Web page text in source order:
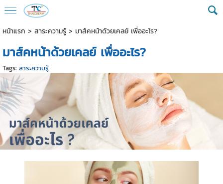
หน้าแรก > สาระความรู้> มาส์คหน้าด้วยเคลย์ เพื่ออะไร?
มาส์คหน้าด้วยเคลย์ เพื่ออะไร?
Tags: สาระความรู้